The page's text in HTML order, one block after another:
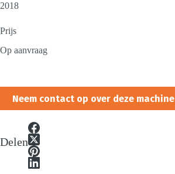
2018
Prijs
Op aanvraag
Neem contact op over deze machine
Delen